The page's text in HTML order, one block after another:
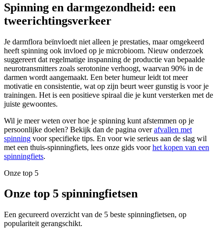
Spinning en darmgezondheid: een
tweerichtingsverkeer
Je darmflora beïnvloedt niet alleen je prestaties, maar omgekeerd
heeft spinning ook invloed op je microbioom. Nieuw onderzoek
suggereert dat regelmatige inspanning de productie van bepaalde
neurotransmitters zoals serotonine verhoogt, waarvan 90% in de
darmen wordt aangemaakt. Een beter humeur leidt tot meer
motivatie en consistentie, wat op zijn beurt weer gunstig is voor je
trainingen. Het is een positieve spiraal die je kunt versterken met de
juiste gewoontes.
Wil je meer weten over hoe je spinning kunt afstemmen op je
persoonlijke doelen? Bekijk dan de pagina overafvallen met
spinning voor specifieke tips. En voor wie serieus aan de slag wil
met een thuis-spinningfiets, lees onze gids voorhet kopen van een
spinningfiets.
Onze top 5
Onze top 5 spinningfietsen
Een gecureerd overzicht van de 5 beste spinningfietsen, op
populariteit gerangschikt.